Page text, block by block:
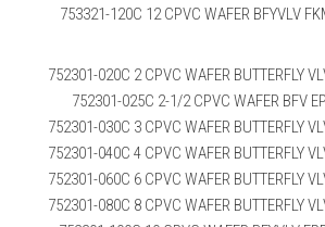
753321-120C 12 CPVC WAFER BFYVLV
752301-020C 2 CPVC WAFER BUTTERFLY
752301-025C 2-1/2 CPVC WAFER BFV
752301-030C 3 CPVC WAFER BUTTERFLY
752301-040C 4 CPVC WAFER BUTTERFLY
752301-060C 6 CPVC WAFER BUTTERFLY
752301-080C 8 CPVC WAFER BUTTERFLY